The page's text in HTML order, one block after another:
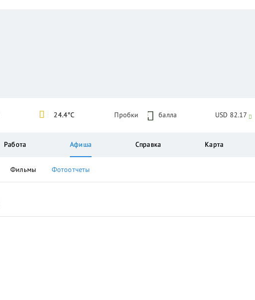
24.4°C Пробки 1 балла USD 82.17
Работа Афиша Справка Карта
Фильмы Фотоотчеты